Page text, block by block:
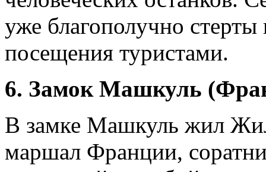
уже благополучно
посещения туристами.
6. Замок Машкуль
В замке Машкуль жил
маршал Франции,